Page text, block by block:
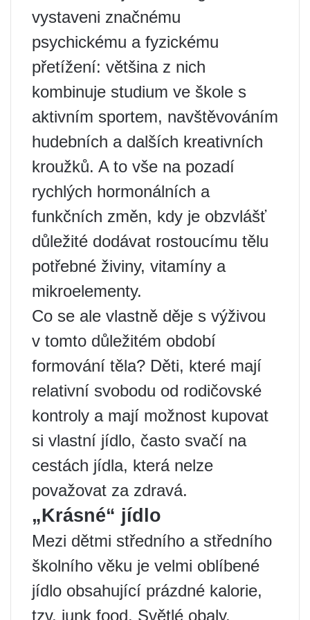
vystaveni značnému
psychickému a fyzickému
přetížení: většina z nich
kombinuje studium ve škole s
aktivním sportem, navštěvováním
hudebních a dalších kreativních
kroužků. A to vše na pozadí
rychlých hormonálních a
funkčních změn, kdy je obzvlášť
důležité dodávat rostoucímu tělu
potřebné živiny, vitamíny a
mikroelementy.
Co se ale vlastně děje s výživou
v tomto důležitém období
formování těla? Děti, které mají
relativní svobodu od rodičovské
kontroly a mají možnost kupovat
si vlastní jídlo, často svačí na
cestách jídla, která nelze
považovat za zdravá.
„Krásné“ jídlo
Mezi dětmi středního a středního
školního věku je velmi oblíbené
jídlo obsahující prázdné kalorie,
tzv. junk food. Světlé obaly,